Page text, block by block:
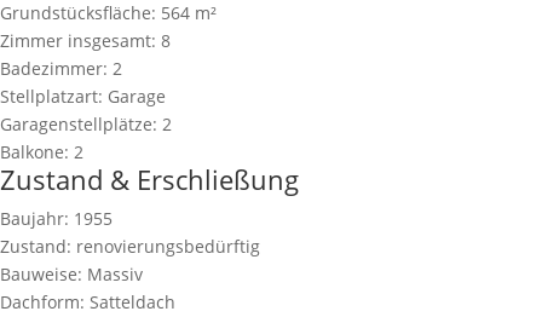
Grundstücksfläche: 564 m²
Zimmer insgesamt: 8
Badezimmer: 2
Stellplatzart: Garage
Garagenstellplätze: 2
Balkone: 2
Zustand & Erschließung
Baujahr: 1955
Zustand: renovierungsbedürftig
Bauweise: Massiv
Dachform: Satteldach